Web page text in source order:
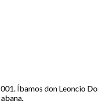
Íbamos don Leoncio